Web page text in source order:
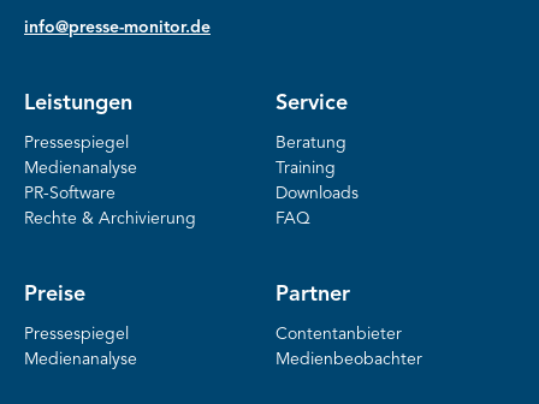
info@presse-monitor.de
Leistungen
Pressespiegel
Medienanalyse
PR-Software
Rechte & Archivierung
Service
Beratung
Training
Downloads
FAQ
Preise
Pressespiegel
Medienanalyse
Partner
Contentanbieter
Medienbeobachter